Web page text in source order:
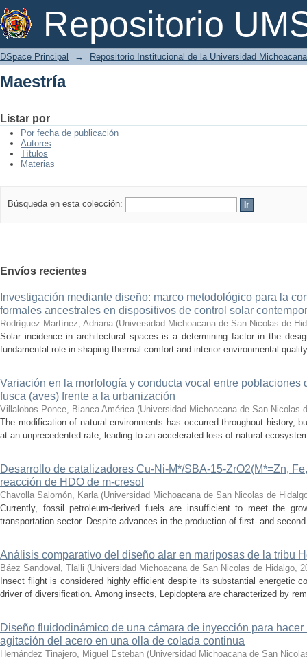
Repositorio
Maestría
DSpace Principal → Repositorio Institucional de la Universidad
Maestría
Listar por
Por fecha de publicación
Autores
Títulos
Materias
Búsqueda en esta colección:
Envíos recientes
Investigación mediante diseño: marco metodológico para la
formales ancestrales en dispositivos de control solar
Rodríguez Martínez, Adriana (Universidad Michoacana de San Nicolas de
Solar incidence in architectural spaces is a determining factor in the
fundamental role in shaping thermal comfort and interior environmental
Variación en la morfología y conducta vocal entre poblaciones
fusca (aves) frente a la urbanización
Villalobos Ponce, Bianca América (Universidad Michoacana de San Nicolas
The modification of natural environments has occurred throughout history,
at an unprecedented rate, leading to an accelerated loss of natural
Desarrollo de catalizadores Cu-Ni-M*/SBA-15-ZrO2(M*=Zn,
reacción de HDO de m-cresol
Chavolla Salomón, Karla (Universidad Michoacana de San Nicolas de
Currently, fossil petroleum-derived fuels are insufficient to meet the
transportation sector. Despite advances in the production of first- and
Análisis comparativo del diseño alar en mariposas de la tribu
Báez Sandoval, Tlalli (Universidad Michoacana de San Nicolas de Hidalgo,
Insect flight is considered highly efficient despite its substantial energetic
driver of diversification. Among insects, Lepidoptera are characterized by
Diseño fluidodinámico de una cámara de inyección para
agitación del acero en una olla de colada continua
Hernández Tinajero, Miguel Esteban (Universidad Michoacana de San